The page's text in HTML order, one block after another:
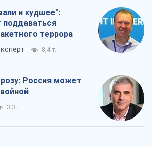
и худшее":
поддаваться
террора
8,4 т.
Россия может
3,3 т.